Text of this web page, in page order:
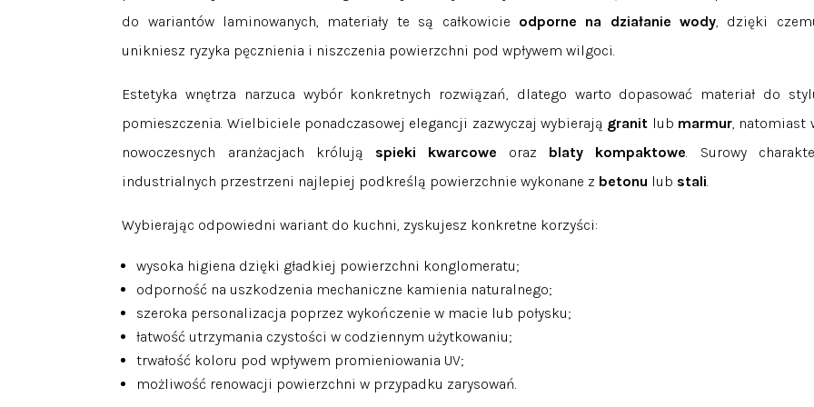
do wariantów laminowanych, materiały te są całkowicie odporne na działanie wody, dzięki
unikniesz ryzyka pęcznienia i niszczenia powierzchni pod wpływem wilgoci.
Estetyka wnętrza narzuca wybór konkretnych rozwiązań, dlatego warto dopasować materiał do
pomieszczenia. Wielbiciele ponadczasowej elegancji zazwyczaj wybierają granit lub marmur, natomiast
nowoczesnych aranżacjach królują spieki kwarcowe oraz blaty kompaktowe. Surowy
industrialnych przestrzeni najlepiej podkreślą powierzchnie wykonane z betonu lub stali.
Wybierając odpowiedni wariant do kuchni, zyskujesz konkretne korzyści:
wysoka higiena dzięki gładkiej powierzchni konglomeratu;
odporność na uszkodzenia mechaniczne kamienia naturalnego;
szeroka personalizacja poprzez wykończenie w macie lub połysku;
łatwość utrzymania czystości w codziennym użytkowaniu;
trwałość koloru pod wpływem promieniowania UV;
możliwość renowacji powierzchni w przypadku zarysowań.